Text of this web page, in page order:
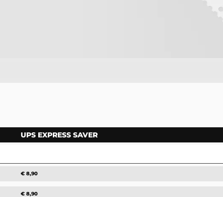
UPS EXPRESS SAVER
€ 8,90
€ 8,90